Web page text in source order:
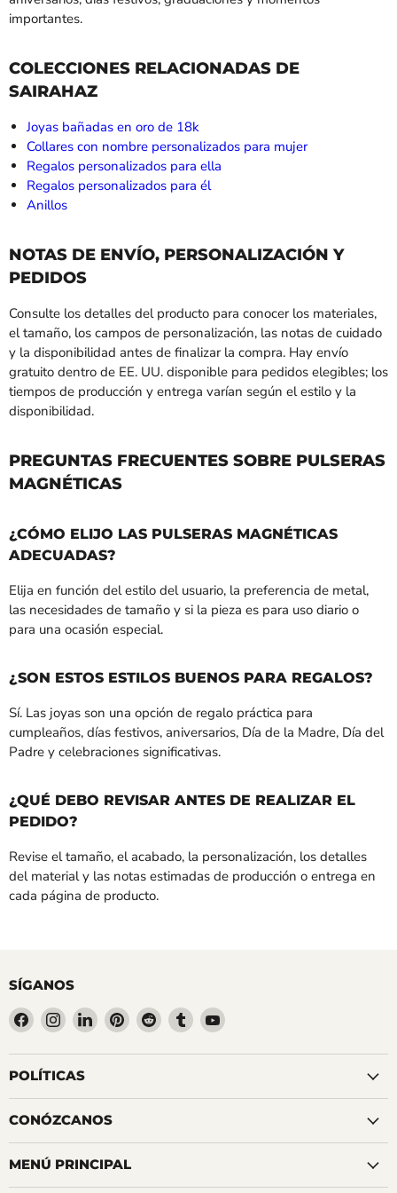
importantes.
COLECCIONES RELACIONADAS DE
SAIRAHAZ
Joyas bañadas en oro de 18k
Collares con nombre personalizados para mujer
Regalos personalizados para ella
Regalos personalizados para él
Anillos
NOTAS DE ENVÍO, PERSONALIZACIÓN Y
PEDIDOS
Consulte los detalles del producto para conocer los materiales,
el tamaño, los campos de personalización, las notas de cuidado
y la disponibilidad antes de finalizar la compra. Hay envío
gratuito dentro de EE. UU. disponible para pedidos elegibles; los
tiempos de producción y entrega varían según el estilo y la
disponibilidad.
PREGUNTAS FRECUENTES SOBRE PULSERAS
MAGNÉTICAS
¿CÓMO ELIJO LAS PULSERAS MAGNÉTICAS
ADECUADAS?
Elija en función del estilo del usuario, la preferencia de metal,
las necesidades de tamaño y si la pieza es para uso diario o
para una ocasión especial.
¿SON ESTOS ESTILOS BUENOS PARA REGALOS?
Sí. Las joyas son una opción de regalo práctica para
cumpleaños, días festivos, aniversarios, Día de la Madre, Día del
Padre y celebraciones significativas.
¿QUÉ DEBO REVISAR ANTES DE REALIZAR EL
PEDIDO?
Revise el tamaño, el acabado, la personalización, los detalles
del material y las notas estimadas de producción o entrega en
cada página de producto.
SÍGANOS
Encuéntrenos
en
Facebook
Encuéntrenos
en
Instagram
Encuéntrenos
en
LinkedIn
Encuéntrenos
en
Pinterest
Encuéntrenos
en
Reddit
Encuéntrenos
en
Tumblr
Encuéntrenos
YouTube
POLÍTICAS
CONÓZCANOS
MENÚ PRINCIPAL